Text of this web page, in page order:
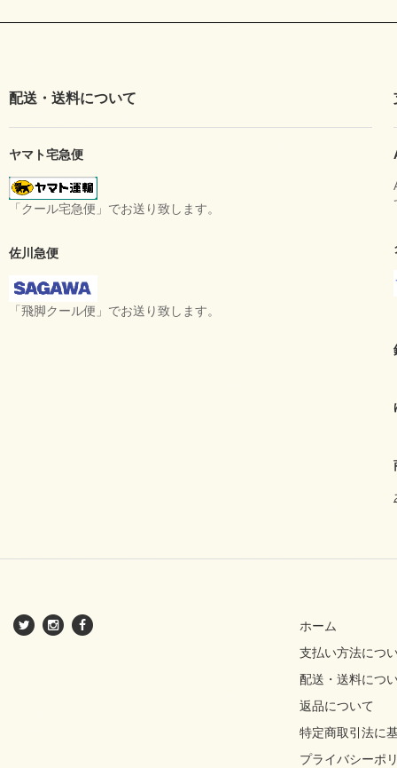
配送・送料について
ヤマト宅急便
「クール宅急便」でお送り致します。
佐川急便
「飛脚クール便」でお送り致します。
ホーム
支払い方法につ
配送・送料につ
返品について
特定商取引法に
プライバシーポ